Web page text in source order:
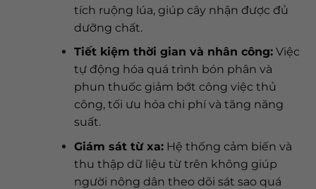
tích ruộng lúa, giúp cây nhận được đủ
dưỡng chất.
Tiết kiệm thời gian và nhân công:Việc
tự động hóa quá trình bón phân và
phun thuốc giảm bớt công việc thủ
công, tối ưu hóa chi phí và tăng năng
suất.
Giám sát từ xa:Hệ thống cảm biến và
thu thập dữ liệu từ trên không giúp
người nông dân theo dõi sát sao quá